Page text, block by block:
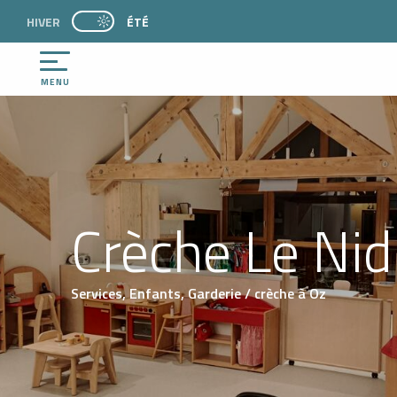
contenu
principal
PAGE D’ACCUEIL ACTUELLE ÉTÉ : PASSER EN MODE HIVER
HIVER PAGE D’ACCUEIL ACTUELLE ÉTÉ : PASSER EN
ÉTÉ
MENU
Crèche Le
Services,Enfants,Garderie / crècheà Oz